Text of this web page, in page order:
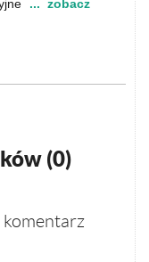
... zobacz
(0)
komentarz